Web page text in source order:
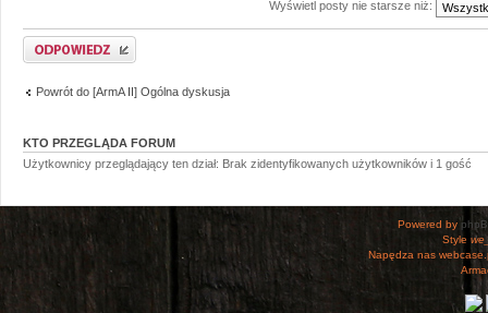
Wyświetl posty nie starsze niż:
Odpowiedz
Powrót do [ArmA II] Ogólna dyskusja
KTO PRZEGLĄDA FORUM
Użytkownicy przeglądający ten dział: Brak zidentyfikowanych użytkowników i 1 gość
Powered by
Style
Napędza nas